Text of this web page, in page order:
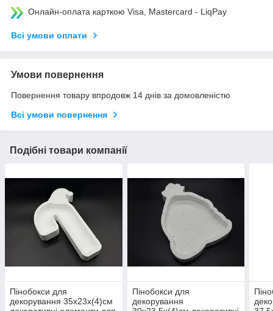
Онлайн-оплата карткою Visa, Mastercard - LiqPay
Всі умови оплати
Умови повернення
Повернення товару впродовж 14 днів за домовленістю
Всі умови повернення
Подібні товари компанії
Пінобокси для
декорування 35х23х(4)см
Пінобокси для
декорування